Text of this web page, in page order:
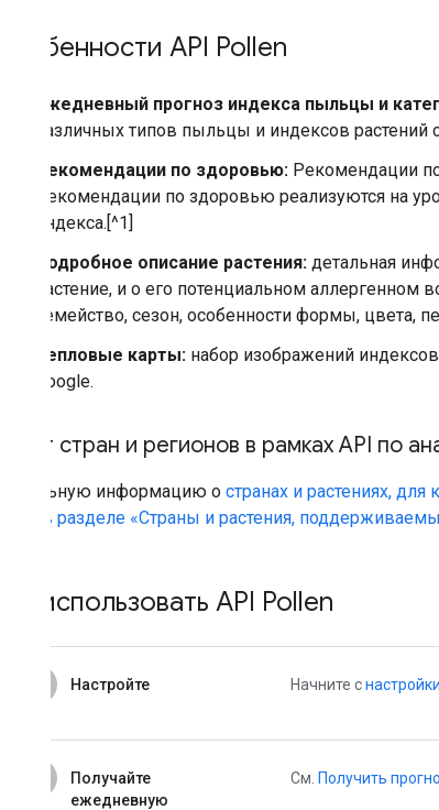
Особенности API Pollen
Ежедневный прогноз индекса пыльцы и
различных типов пыльцы и индексов
Рекомендации по здоровью: Рекомендации
Рекомендации по здоровью реализуются на
индекса.[^1]
Подробное описание растения: детальная
растение, и о его потенциальном
семейство, сезон, особенности формы, цвета,
Тепловые карты: набор изображений
Google.
Охват стран и регионов в рамках API по
Актуальную информацию о странах и растениях,
найти в разделе «Страны и растения,
Как использовать API Pollen
Настройте Начните с
Получайте
ежедневную
См. Получить